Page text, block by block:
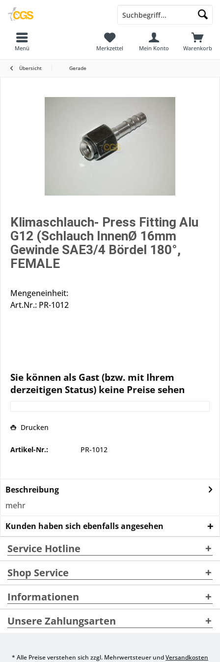
Warenkorb
Merkzettel Mein Konto
Menü
Übersicht Gerade
Klimaschlauch- Press Fitting Alu
G12 (Schlauch InnenØ 16mm
Gewinde SAE3/4 Bördel 180°,
FEMALE
Mengeneinheit:
Art.Nr.: PR-1012
Sie können als Gast (bzw. mit Ihrem
derzeitigen Status) keine Preise sehen
Drucken
Artikel-Nr.: PR-1012
Beschreibung
mehr
Kunden haben sich ebenfalls angesehen
Service Hotline
Shop Service
Informationen
Unsere Zahlungsarten
* Alle Preise verstehen sich zzgl. Mehrwertsteuer undVersandkosten